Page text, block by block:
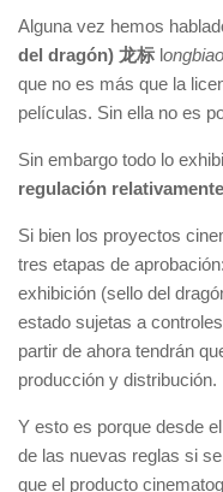
Alguna vez hemos
del dragón) 龙标 longbiao
que no es más que la
películas. Sin ella no es
Sin embargo todo lo
regulación
Si bien los proyectos
tres etapas de
exhibición (sello del
estado sujetas a
partir de ahora tendrán
producción y distribución.
Y esto es porque desde
de las nuevas reglas si
que el producto